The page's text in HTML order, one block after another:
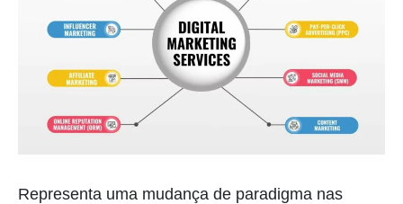
Representa uma mudança de paradigma nas